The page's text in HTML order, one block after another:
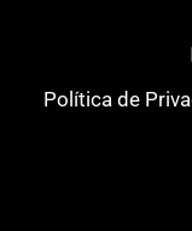
Política de